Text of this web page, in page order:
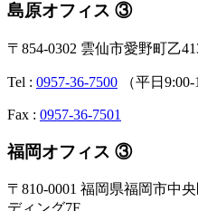
島原オフィス ③
〒854-0302 雲仙市愛野町乙
Tel : 0957-36-7500 （平日9:00-
Fax : 0957-36-7501
福岡オフィス ③
〒810-0001 福岡県福岡市中